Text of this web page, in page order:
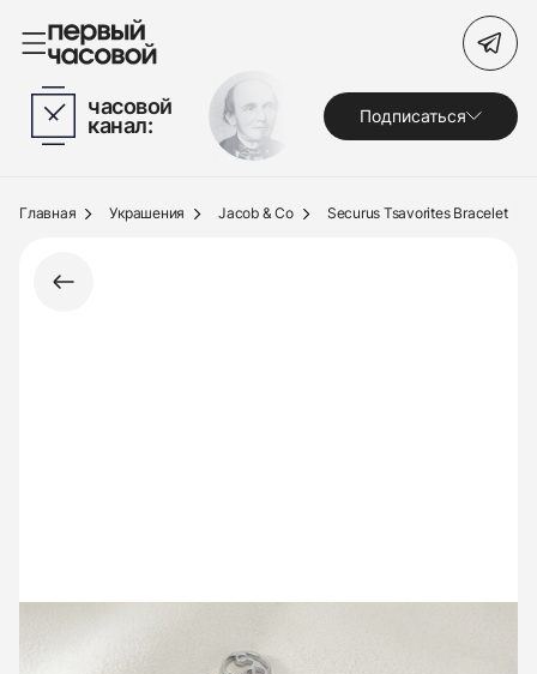
Часы
Украшения
Под заказ
Поиск по сайту
часовой
канал: Подписаться
Главная Украшения Jacob & Co Securus Tsavorites Bracelet